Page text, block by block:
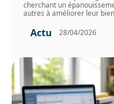
cherchant un
autres à améliorer leur
Actu 28/04/2026